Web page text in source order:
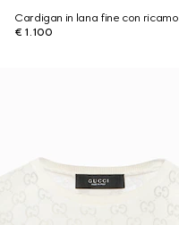
Cardigan in lana fine con ricamo
€ 1.100